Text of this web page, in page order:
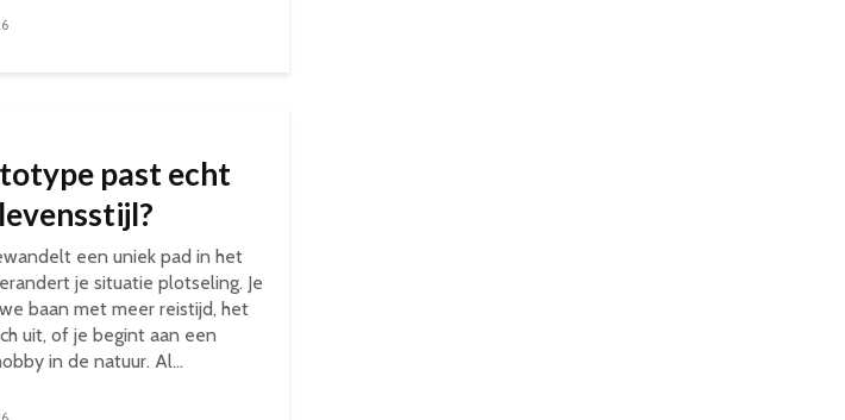
past echt
een uniek pad in het
je situatie plotseling. Je
baan met meer reistijd, het
uit, of je begint aan een
in de natuur. Al...